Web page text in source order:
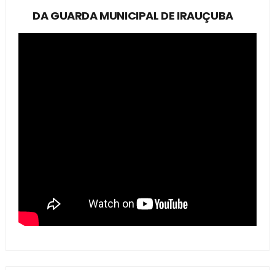
DA GUARDA MUNICIPAL DE IRAUÇUBA